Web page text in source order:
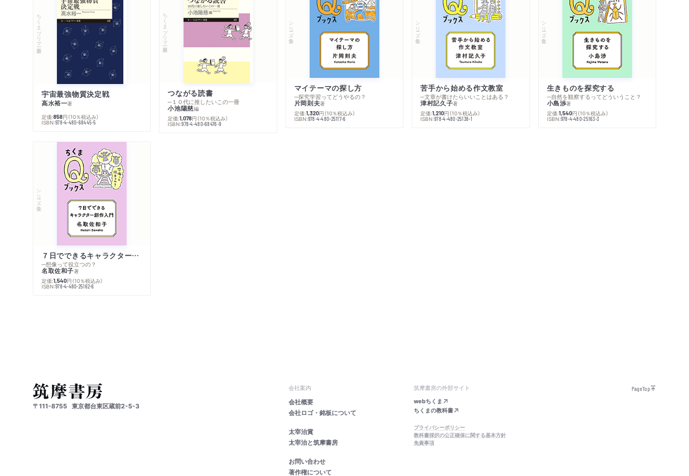
ちくまプリマー新書
宇宙最強物質決定戦
高水裕一著
定価:858円 （10％税込み）
ISBN:978-4-480-68445-5
ちくまプリマー新書
つながる読書
─１０代に推したいこの一冊
小池陽慈編
定価:1,078円 （10％税込み）
ISBN:978-4-480-68476-9
シリーズ・全集
マイテーマの探し方
─探究学習ってどうやるの？
片岡則夫著
定価:1,320円 （10％税込み）
ISBN:978-4-480-25117-6
シリーズ・全集
苦手から始める作文教室
─文章が書けたらいいことはある？
津村記久子著
定価:1,210円 （10％税込み）
ISBN:978-4-480-25138-1
シリーズ・全集
生きものを探究する
─自然を観察するってどういうこと？
小島渉著
定価:1,540円 （10％税込み）
ISBN:978-4-480-25163-3
シリーズ・全集
７日でできるキャラクター創作入門
─想像って役立つの？
名取佐和子著
定価:1,540円 （10％税込み）
ISBN:978-4-480-25162-6
〒111-8755 東京都台東区蔵前2-5-3
会社案内
会社概要
会社ロゴ・銘板について
太宰治賞
太宰治と筑摩書房
お問い合わせ
著作権について
筑摩書房の外部サイト
webちくま
ちくまの教科書
プライバシーポリシー
教科書採択の公正確保に関する基本方針
免責事項
PageTop